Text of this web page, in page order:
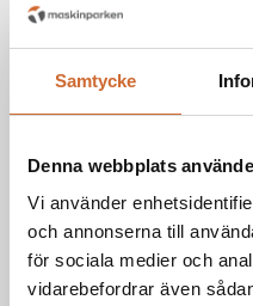
Samtycke
Denna webbplats
Vi använder
och annonserna till
för sociala medier och
vidarebefordrar även
Vikt
4-cylindrig
Däck
Transmission
Mekanisk
Hastighet 40 km/h
64 l/min,